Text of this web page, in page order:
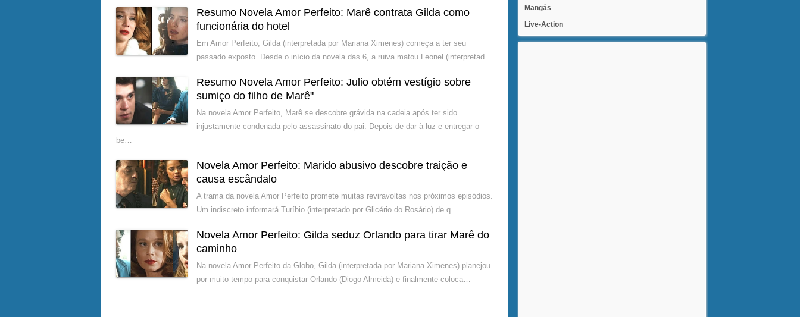
Resumo Novela Amor Perfeito: Marê contrata Gilda como
funcionária do hotel
Em Amor Perfeito, Gilda (interpretada por Mariana Ximenes) começa a ter seu
passado exposto. Desde o início da novela das 6, a ruiva matou Leonel (interpretad…
Resumo Novela Amor Perfeito: Julio obtém vestígio sobre
sumiço do filho de Marê"
Na novela Amor Perfeito, Marê se descobre grávida na cadeia após ter sido
injustamente condenada pelo assassinato do pai. Depois de dar à luz e entregar o
be…
Novela Amor Perfeito: Marido abusivo descobre traição e
causa escândalo
A trama da novela Amor Perfeito promete muitas reviravoltas nos próximos episódios.
Um indiscreto informará Turíbio (interpretado por Glicério do Rosário) de q…
Novela Amor Perfeito: Gilda seduz Orlando para tirar Marê do
caminho
Na novela Amor Perfeito da Globo, Gilda (interpretada por Mariana Ximenes) planejou
por muito tempo para conquistar Orlando (Diogo Almeida) e finalmente coloca…
Mangás
Live-Action